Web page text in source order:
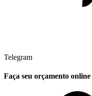
Telegram
Faça seu orçamento online